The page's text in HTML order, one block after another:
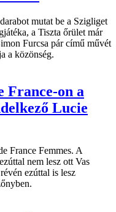
mutat be a Szigliget
a Tiszta őrület már
Furcsa pár című művét
a közönség.
France-on a
Lucie
France Femmes. A
nem lesz ott Vas
ezúttal is lesz